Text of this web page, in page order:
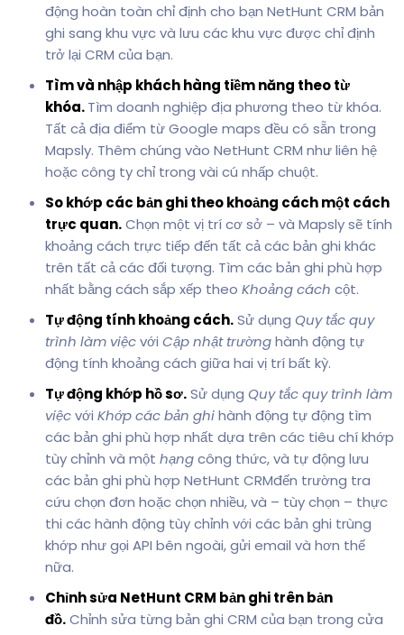
động hoàn toàn chỉ định cho bạn NetHunt CRM bản
ghi sang khu vực và lưu các khu vực được chỉ định
trở lại CRM của bạn.
Tìm và nhập khách hàng tiềm năng theo từ
khóa.Tìm doanh nghiệp địa phương theo từ khóa.
Tất cả địa điểm từ Google maps đều có sẵn trong
Mapsly. Thêm chúng vào NetHunt CRM như liên hệ
hoặc công ty chỉ trong vài cú nhấp chuột.
So khớp các bản ghi theo khoảng cách một cách
trực quan.Chọn một vị trí cơ sở – và Mapsly sẽ tính
khoảng cách trực tiếp đến tất cả các bản ghi khác
trên tất cả các đối tượng. Tìm các bản ghi phù hợp
nhất bằng cách sắp xếp theo Khoảng cách cột.
Tự động tính khoảng cách.Sử dụng Quy tắc quy
trình làm việcvới Cập nhật trườnghành động tự
động tính khoảng cách giữa hai vị trí bất kỳ.
Tự động khớp hồ sơ.Sử dụng Quy tắc quy trình làm
việcvới Khớp các bản ghihành động tự động tìm
các bản ghi phù hợp nhất dựa trên các tiêu chí khớp
tùy chỉnh và một hạngcông thức, và tự động lưu
các bản ghi phù hợp NetHunt CRMđến trường tra
cứu chọn đơn hoặc chọn nhiều, và – tùy chọn – thực
thi các hành động tùy chỉnh với các bản ghi trùng
khớp như gọi API bên ngoài, gửi email và hơn thế
nữa.
Chỉnh sửa NetHunt CRM bản ghi trên bản
đồ.Chỉnh sửa từng bản ghi CRM của bạn trong cửa